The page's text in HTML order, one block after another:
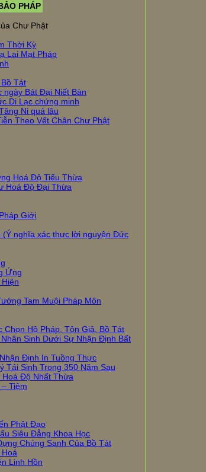
PHÁP
Chư Phật
Thời Kỳ
Lai Mạt Pháp
Tát
ngày Bát Đại Niết Bàn
Di Lạc chứng minh
Ni quá lâu
Theo Vết Chân Chư Phật
Hoá Độ Tiểu Thừa
Hoá Độ Đại Thừa
Giới
nghĩa xác thực lời nguyện Đức
Ứng
Tam Muội Pháp Môn
Chọn Hộ Pháp, Tôn Giả, Bồ Tát
Sinh Dưới Sự Nhận Định Bất
Định In Tuồng Thực
Tái Sinh Trong 350 Năm Sau
Độ Nhất Thừa
Tiệm
Phật Đạo
Siêu Đẳng Khoa Học
Chúng Sanh Của Bồ Tát
Linh Hồn